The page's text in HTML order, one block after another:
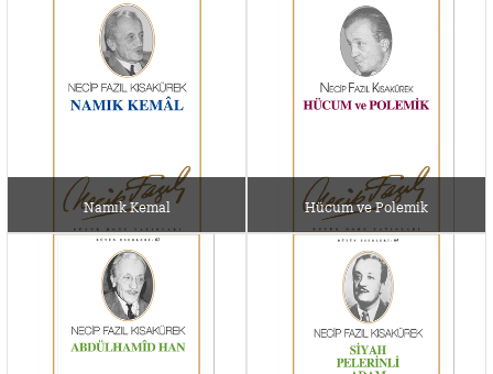
Namık Kemal Hücum ve Polemik